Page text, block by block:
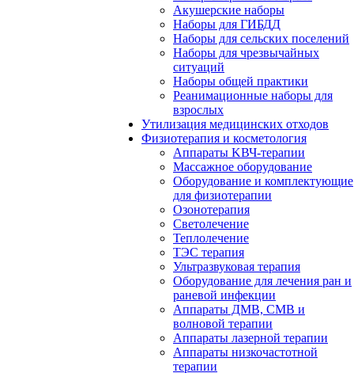
Акушерские наборы
Наборы для ГИБДД
Наборы для сельских поселений
Наборы для чрезвычайных
ситуаций
Наборы общей практики
Реанимационные наборы для
взрослых
Утилизация медицинских отходов
Физиотерапия и косметология
Аппараты KВЧ-терапии
Массажное оборудование
Оборудование и комплектующие
для физиотерапии
Озонотерапия
Светолечение
Теплолечение
ТЭС терапия
Ультразвуковая терапия
Оборудование для лечения ран и
раневой инфекции
Аппараты ДМВ, СМВ и
волновой терапии
Аппараты лазерной терапии
Аппараты низкочастотной
терапии